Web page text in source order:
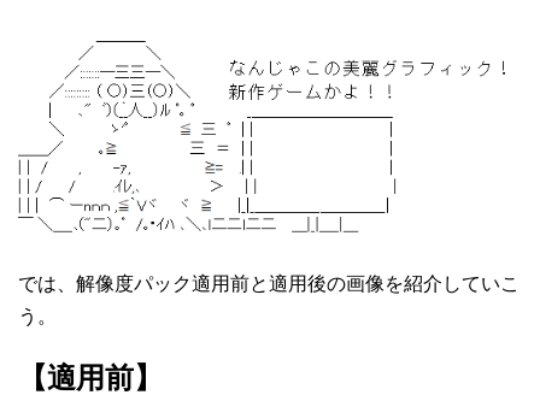
では、解像度パック適用前と適用後の画像を紹介していこ
う。
【適用前】